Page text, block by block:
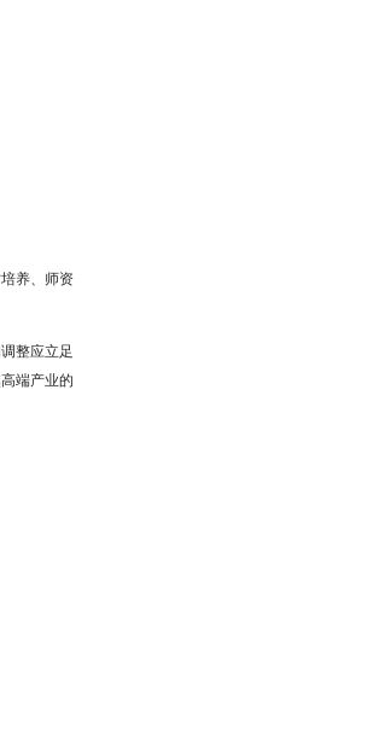
养、师资
整应立足
端产业的